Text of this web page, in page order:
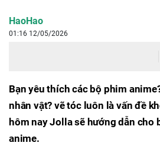
HaoHao
01:16 12/05/2026
Bạn yêu thích các bộ phim
nhân vật? vẽ tóc luôn là vấn đề
hôm nay Jolla sẽ hướng dẫn cho
anime.